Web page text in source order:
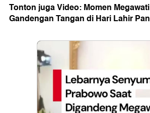
Tonton juga Video: Momen
Gandengan Tangan di Hari Lahir